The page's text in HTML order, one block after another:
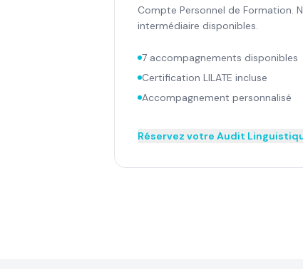
Compte Personnel de Formation.
intermédiaire disponibles.
7 accompagnements disponibles
Certification LILATE incluse
Accompagnement personnalisé
Réservez votre Audit